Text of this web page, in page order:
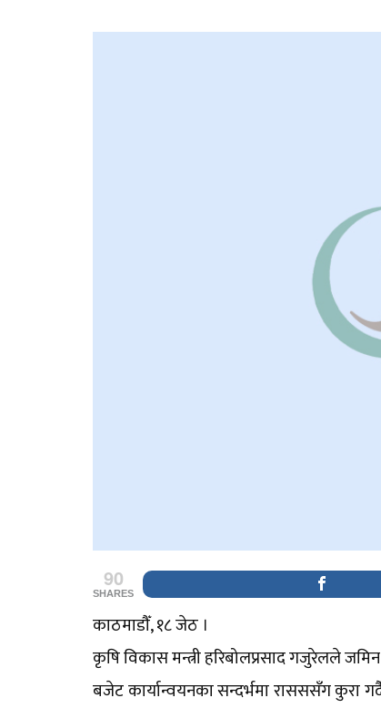
90
SHARES
काठमाडौँ, १८ जेठ ।
कृषि विकास मन्त्री हरिबोलप्रसाद गजुरेलले
बजेट कार्यान्वयनका सन्दर्भमा रासससँग कुरा